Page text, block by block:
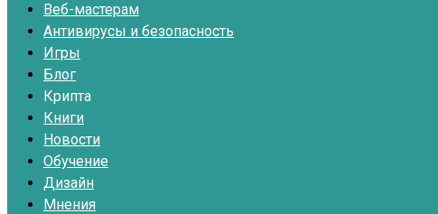
Веб-мастерам
Антивирусы и безопасность
Игры
Блог
Крипта
Книги
Новости
Обучение
Дизайн
Мнения